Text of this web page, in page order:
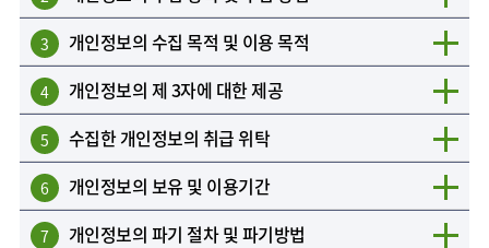
3 개인정보의 수집 목적 및 이용 목적
4 개인정보의 제 3자에 대한 제공
5 수집한 개인정보의 취급 위탁
6 개인정보의 보유 및 이용기간
7 개인정보의 파기 절차 및 파기방법